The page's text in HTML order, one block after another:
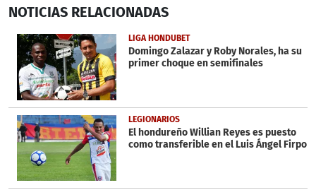
seconds
46
seconds
NOTICIAS RELACIONADAS
LIGA HONDUBET
Domingo Zalazar y Roby Norales, ha su
primer choque en semifinales
LEGIONARIOS
El hondureño Willian Reyes es puesto
como transferible en el Luis Ángel Firpo